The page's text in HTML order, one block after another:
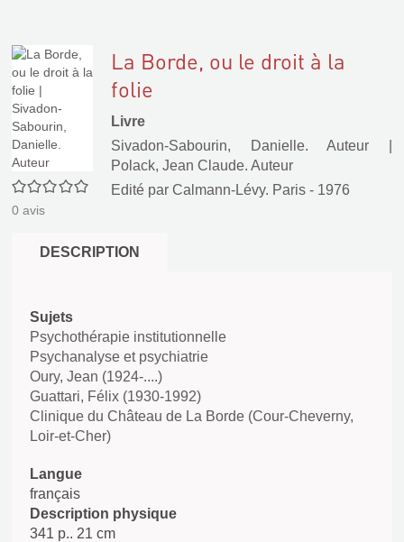
0/5
0 avis
La Borde, ou le droit à la
folie
Livre
Sivadon-Sabourin, Danielle. Auteur
Polack, Jean Claude. Auteur
Edité par Calmann-Lévy. Paris - 1976
DESCRIPTION
Sujets
Psychothérapie institutionnelle
Psychanalyse et psychiatrie
Oury, Jean (1924-....)
Guattari, Félix (1930-1992)
Clinique du Château de La Borde (Cour-Cheverny,
Loir-et-Cher)
Langue
français
Description physique
341 p.. 21 cm